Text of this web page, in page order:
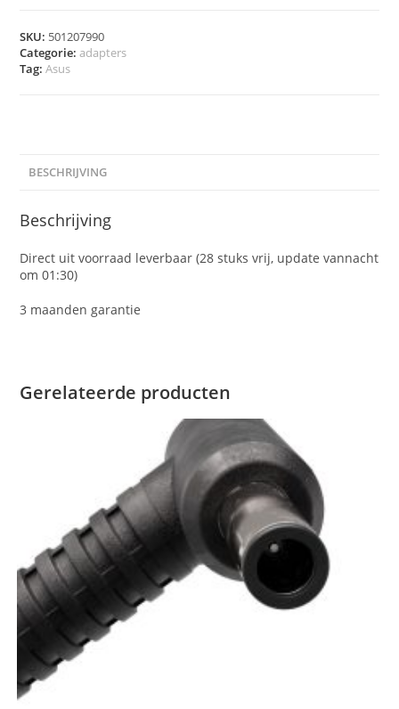
SKU: 501207990
Categorie:adapters
Tag:Asus
BESCHRIJVING
Beschrijving
Direct uit voorraad leverbaar (28 stuks vrij, update vannacht
om 01:30)
3 maanden garantie
Gerelateerde producten